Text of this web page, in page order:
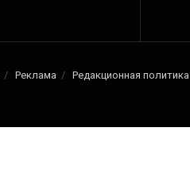
Реклама Редакционная политика